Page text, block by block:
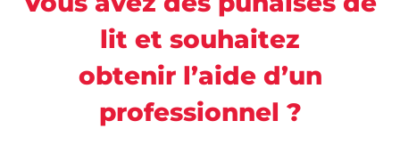
lit et souhaitez
obtenir l’aide d’un
professionnel ?